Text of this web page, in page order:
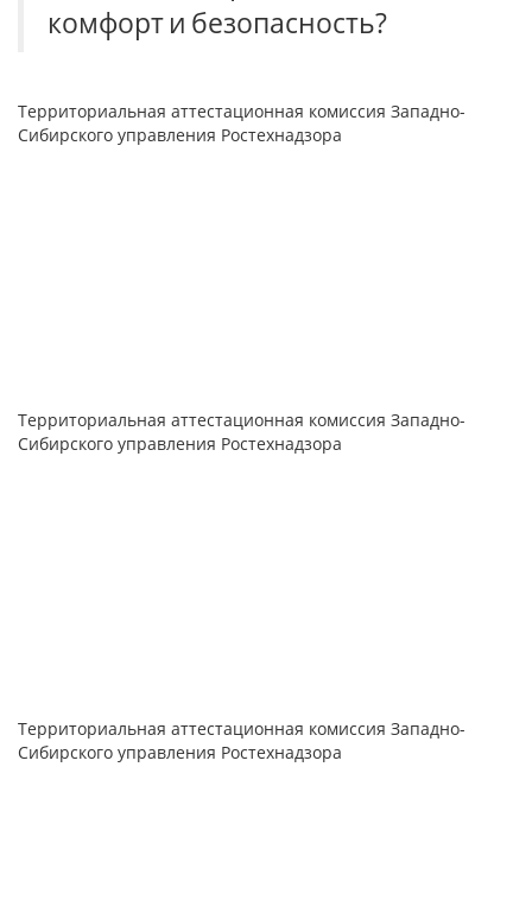
комфорти безопасность?
Территориальная аттестационная комиссия Западно-
Сибирского управления Ростехнадзора
Территориальная аттестационная комиссия Западно-
Сибирского управления Ростехнадзора
Территориальная аттестационная комиссия Западно-
Сибирского управления Ростехнадзора